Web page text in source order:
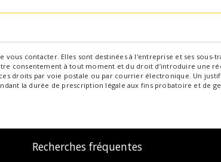
contacter. Elles sont destinées à l'entreprise et ses sous-
consentement à tout moment et du droit d’introduire une
droits par voie postale ou par courrier électronique. Un
la durée de prescription légale aux fins probatoire et de
Recherches fréquentes